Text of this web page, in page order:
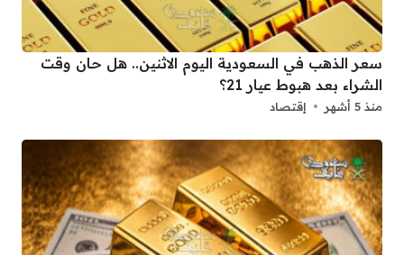
سعر الذهب في السعودية اليوم الاثنين.. هل حان وقت
الشراء بعد هبوط عيار 21؟
منذ 5 أشهر إقتصاد